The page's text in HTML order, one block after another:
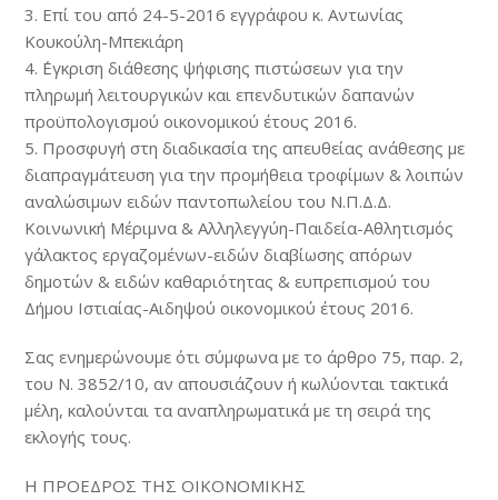
3. Επί του από 24-5-2016 εγγράφου κ. Αντωνίας
Κουκούλη-Μπεκιάρη
4. ΄Εγκριση διάθεσης ψήφισης πιστώσεων για την
πληρωμή λειτουργικών και επενδυτικών δαπανών
προϋπολογισμού οικονομικού έτους 2016.
5. Προσφυγή στη διαδικασία της απευθείας ανάθεσης με
διαπραγμάτευση για την προμήθεια τροφίμων & λοιπών
αναλώσιμων ειδών παντοπωλείου του Ν.Π.Δ.Δ.
Κοινωνική Μέριμνα & Αλληλεγγύη-Παιδεία-Αθλητισμός
γάλακτος εργαζομένων-ειδών διαβίωσης απόρων
δημοτών & ειδών καθαριότητας & ευπρεπισμού του
Δήμου Ιστιαίας-Αιδηψού οικονομικού έτους 2016.
Σας ενημερώνουμε ότι σύμφωνα με το άρθρο 75, παρ. 2,
του N. 3852/10, αν απουσιάζουν ή κωλύονται τακτικά
μέλη, καλούνται τα αναπληρωματικά με τη σειρά της
εκλογής τους.
Η ΠΡΟΕΔΡΟΣ ΤΗΣ ΟΙΚΟΝΟΜΙΚΗΣ